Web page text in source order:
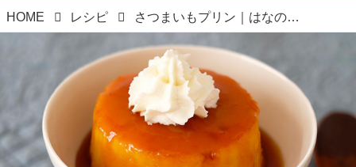
HOME レシピ さつまいもプリン｜はなのお菓子